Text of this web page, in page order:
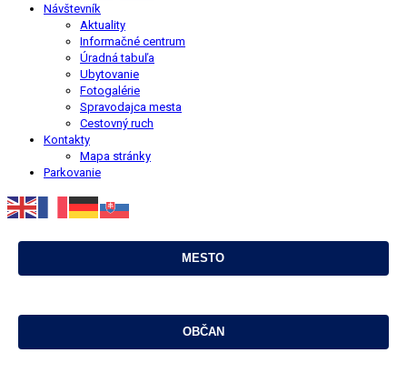
Návštevník
Aktuality
Informačné centrum
Úradná tabuľa
Ubytovanie
Fotogalérie
Spravodajca mesta
Cestovný ruch
Kontakty
Mapa stránky
Parkovanie